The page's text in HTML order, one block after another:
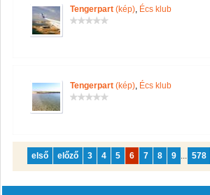
Tengerpart (kép), Écs klub
Tengerpart (kép), Écs klub
első előző 3 4 5 6 7 8 9 ... 578